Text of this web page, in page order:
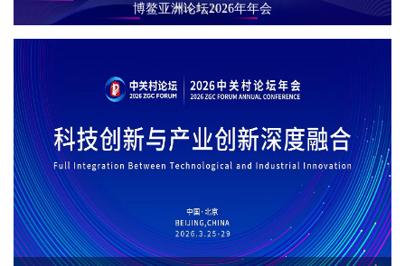
博鳌亚洲论坛2026年年会